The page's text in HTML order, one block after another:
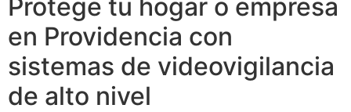
Protege tu hogar o empresa
en Providencia con
sistemas de videovigilancia
de alto nivel